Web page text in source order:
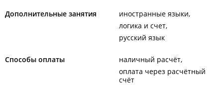
Дополнительные занятия
иностранные языки
логика и счет
русский язык
Способы оплаты
наличный расчёт
оплата через расчётный
счёт